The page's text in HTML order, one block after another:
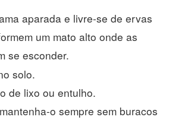
aparada e livre-se de ervas
um mato alto onde as
se esconder.
solo.
de lixo ou entulho.
o sempre sem buracos